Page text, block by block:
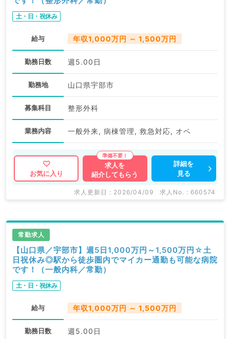
土・日・祝休み
給与 年収1,000万円 ～ 1,500万円
勤務日数 週5.00日
勤務地 山口県宇部市
募集科目 整形外科
業務内容 一般外来, 病棟管理, 救急対応, オペ
お気に入り
求人を
紹介してもらう
詳細を
見る
求人更新日 : 2026/04/09 求人No. : 660574
常勤求人
【山口県／宇部市】週5日1,000万円～1,500万円☆土
日祝休み◎駅から徒歩圏内でマイカー通勤も可能な病院
です！（一般内科／常勤）
土・日・祝休み
給与 年収1,000万円 ～ 1,500万円
勤務日数 週5.00日